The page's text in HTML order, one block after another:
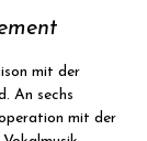
mit der
An sechs
mit der